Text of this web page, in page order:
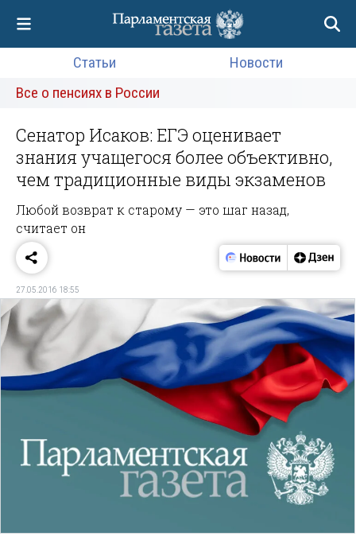
Статьи
Новости
Все о пенсиях в России
Сенатор Исаков: ЕГЭ оценивает
знания учащегося более объективно,
чем традиционные виды экзаменов
Любой возврат к старому — это шаг назад,
считает он
27.05.2016 18:55